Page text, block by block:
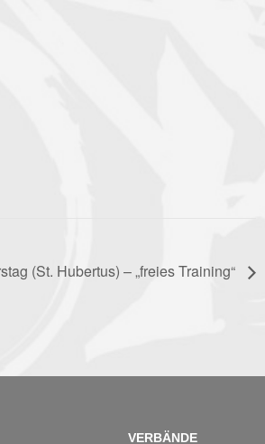
(St. Hubertus) – „freies Training“
VERBÄNDE